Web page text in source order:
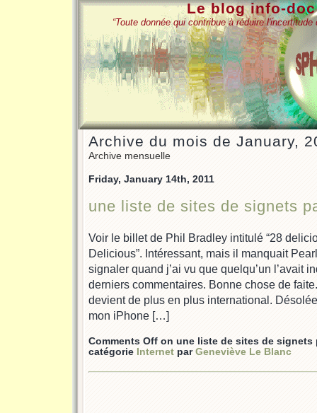
Le blog info-
“Toute donnée qui contribue à réduire
Archive du mois de January,
Archive mensuelle
Friday, January 14th, 2011
une liste de sites de signets
Voir le billet de Phil Bradley intitulé “28
Delicious”. Intéressant, mais il manquait
signaler quand j’ai vu que quelqu’un l’avait
derniers commentaires. Bonne chose de
devient de plus en plus international.
mon iPhone […]
Comments Off on une liste de sites de signets
catégorie Internet par Geneviève Le Blanc